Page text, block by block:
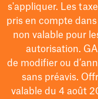
s'appliquer. Les
pris en compte
non valable pour
autorisation.
de modifierou
sans préavis.
valable du 4 août